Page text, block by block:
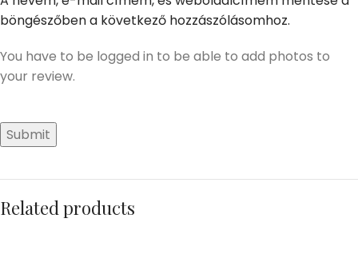
böngészőben a következő hozzászólásomhoz.
You have to be logged in to be able to add photos to
your review.
Related products